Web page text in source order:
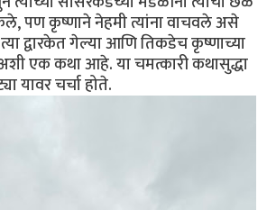
पण कृष्णाने नेहमी त्यांना वाचवले असे
द्वारकेत गेल्या आणि तिकडेच कृष्णाच्या
एक कथा आहे. या चमत्कारी कथासुद्धा
यावर चर्चा होते.